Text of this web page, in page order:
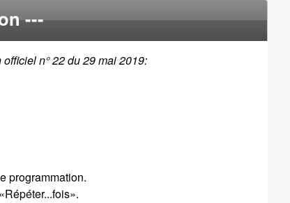
---
n° 22 du 29 mai 2019:
programmation.